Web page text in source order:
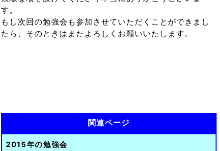
す。
もし次回の勉強会も参加させていただくことができまし
たら、そのときはまたよろしくお願いいたします。
関連ページ
2015年の勉強会